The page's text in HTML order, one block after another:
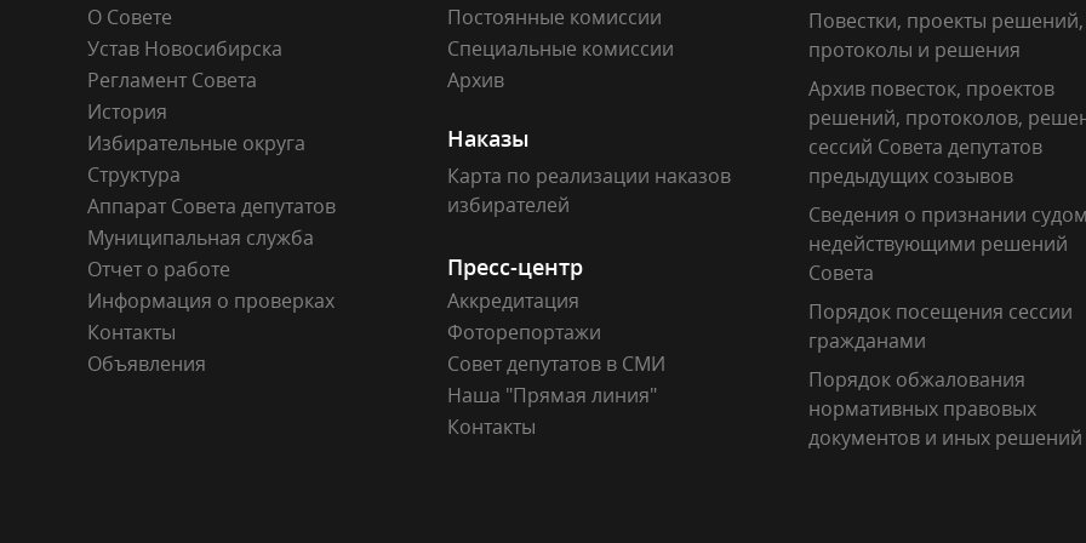
О Совете
Устав Новосибирска
Регламент Совета
История
Избирательные округа
Структура
Аппарат Совета депутатов
Муниципальная служба
Отчет о работе
Информация о проверках
Контакты
Объявления
Постоянные комиссии
Специальные комиссии
Архив
Повестки, проекты решений,
протоколы и решения
Архив повесток, проектов
решений, протоколов,
сессий Совета депутатов
предыдущих созывов
Сведения о признании судом
недействующими решений
Совета
Порядок посещения сессии
гражданами
Порядок обжалования
нормативных правовых
документов и иных решений
Наказы
Карта по реализации наказов
избирателей
Пресс-центр
Аккредитация
Фоторепортажи
Совет депутатов в СМИ
Наша "Прямая линия"
Контакты